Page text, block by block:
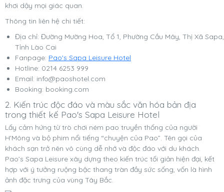
khơi dậy mọi giác quan.
Thông tin liên hệ chi tiết:
Địa chỉ: Đường Mường Hoa, Tổ 1, Phường Cầu Mây, Thị Xã Sapa,
Tỉnh Lào Cai
Fanpage: Pao's Sapa Leisure Hotel
Hotline: 0214 6253 999
Email: info@paoshotel.com
Booking: booking.com
2. Kiến trúc độc đáo và màu sắc văn hóa bản địa
trong thiết kế Pao's Sapa Leisure Hotel
Lấy cảm hứng từ trò chơi ném pao truyền thống của người
H'Mông và bộ phim nổi tiếng “chuyện của Pao”. Tên gọi của
khách sạn trở nên vô cùng dễ nhớ và độc đáo với du khách.
Pao’s Sapa Leisure xây dựng theo kiến trúc tối giản hiện đại, kết
hợp với ý tưởng ruộng bậc thang tràn đầy sức sống, vốn là hình
ảnh đặc trưng của vùng Tây Bắc.